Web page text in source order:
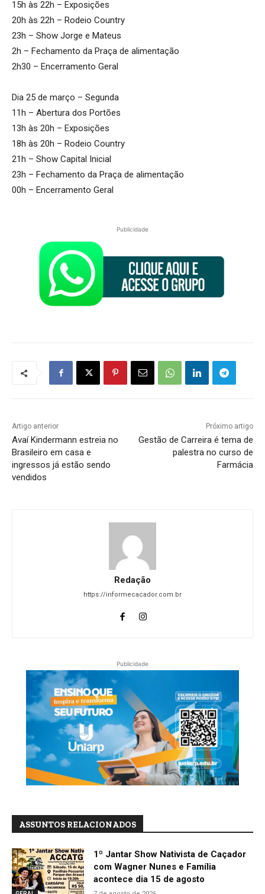
15h às 22h – Exposições
20h às 22h – Rodeio Country
23h – Show Jorge e Mateus
2h – Fechamento da Praça de alimentação
2h30 – Encerramento Geral
Dia 25 de março – Segunda
11h – Abertura dos Portões
13h às 20h – Exposições
18h às 20h – Rodeio Country
21h – Show Capital Inicial
23h – Fechamento da Praça de alimentação
00h – Encerramento Geral
Publicidade
Artigo anterior
Avaí Kindermann estreia no
Brasileiro em casa e
ingressos já estão sendo
vendidos
Próximo artigo
Gestão de Carreira é tema de
palestra no curso de
Farmácia
Redação
https://informecacador.com.br
Publicidade
ASSUNTOS RELACIONADOS
1º Jantar Show Nativista de Caçador
com Wagner Nunes e Família
acontece dia 15 de agosto